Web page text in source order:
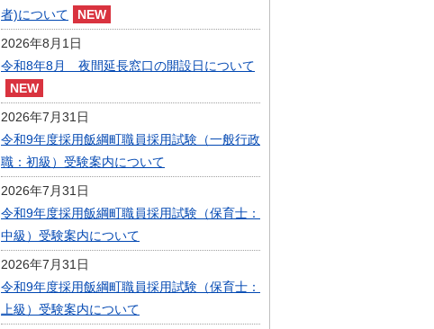
者)について
2026年8月1日
令和8年8月 夜間延長窓口の開設日について
2026年7月31日
令和9年度採用飯綱町職員採用試験（一般行政
職：初級）受験案内について
2026年7月31日
令和9年度採用飯綱町職員採用試験（保育士：
中級）受験案内について
2026年7月31日
令和9年度採用飯綱町職員採用試験（保育士：
上級）受験案内について